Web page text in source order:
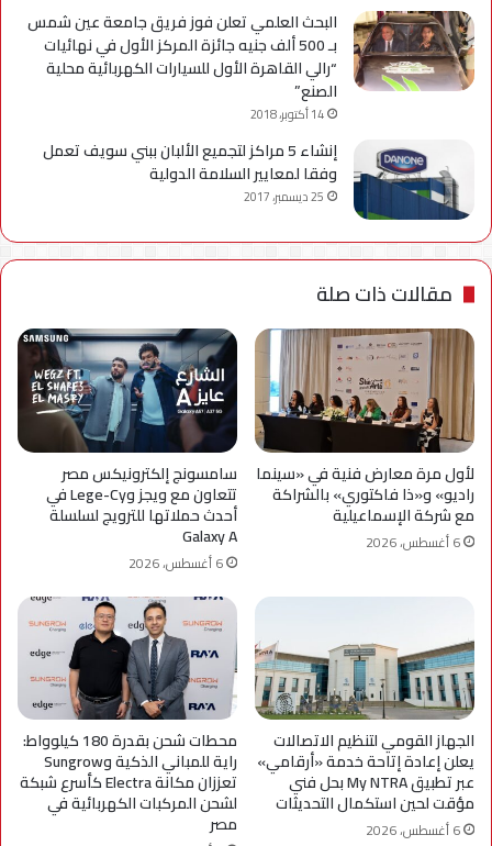
البحث العلمي تعلن فوز فريق جامعة عين شمس
بـ 500 ألف جنيه جائزة المركز الأول في نهائيات
“رالي القاهرة الأول للسيارات الكهربائية محلية
الصنع”
14 أكتوبر، 2018
إنشاء 5 مراكز لتجميع الألبان ببني سويف تعمل
وفقا لمعايير السلامة الدولية
25 ديسمبر، 2017
مقالات ذات صلة
لأول مرة معارض فنية في «سينما
راديو» و«ذا فاكتوري» بالشراكة
مع شركة الإسماعيلية
6 أغسطس، 2026
سامسونج إلكترونيكس مصر
تتعاون مع ويجز وLege-Cy في
أحدث حملاتها للترويج لسلسلة
Galaxy A
6 أغسطس، 2026
الجهاز القومي لتنظيم الاتصالات
يعلن إعادة إتاحة خدمة «أرقامي»
عبر تطبيق My NTRA بحل فني
مؤقت لحين استكمال التحديثات
6 أغسطس، 2026
محطات شحن بقدرة 180 كيلوواط:
راية للمباني الذكية وSungrow
تعززان مكانة Electra كأسرع شبكة
لشحن المركبات الكهربائية في
مصر